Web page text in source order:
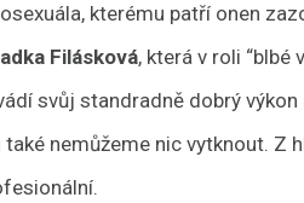
kterému patří onen
Filásková, která v roli “blbé
svůj standradně dobrý výkon
také nemůžeme nic vytknout. Z